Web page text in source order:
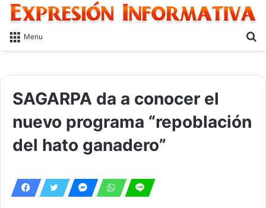
Menu
SAGARPA da a conocer el
nuevo programa “repoblación
del hato ganadero”